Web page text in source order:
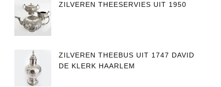
ZILVEREN THEESERVIES UIT 1950
ZILVEREN THEEBUS UIT 1747 DAVID
DE KLERK HAARLEM